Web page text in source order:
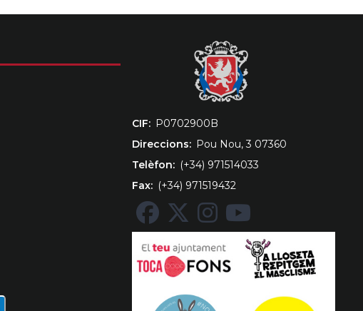
CIF
‎P0702900B
Direccions
Pou Nou, 3 07360
Telèfon
(+34) 971514033
Fax
(+34) 971519432